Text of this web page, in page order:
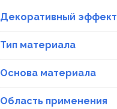
Декоративный эффект
Тип материала
Основа материала
Область применения